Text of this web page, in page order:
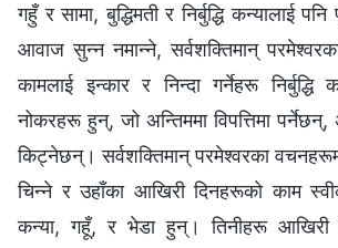
गहुँ र सामा, बुद्धिमती र निर्बुद्धि कन्यालाई
आवाज सुन्‍न नमान्‍ने, सर्वशक्तिमान्
कामलाई इन्कार र निन्दा गर्नेहरू निर्बुद्धि
नोकरहरू हुन्, जो अन्तिममा विपत्तिमा
किट्नेछन्। सर्वशक्तिमान् परमेश्‍वरका
चिन्‍ने र उहाँका आखिरी दिनहरूको काम
कन्या, गहूँ, र भेडा हुन्। तिनीहरू आखिरी